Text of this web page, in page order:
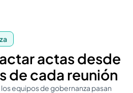
actas desde
de cada reunión
equipos de gobernanza pasan